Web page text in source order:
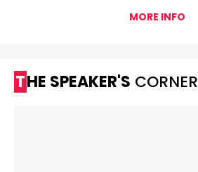
MORE INFO
THE SPEAKER'S CORNER